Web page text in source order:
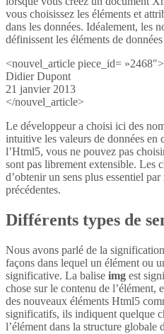
vous choisissez les éléments et
dans les données. Idéalement, les
définissent les éléments de
<nouvel_article piece_id= »2468″>
Didier Dupont
21 janvier 2013
</nouvel_article>
Le développeur a choisi ici des
intuitive les valeurs de données en
l’Html5, vous ne pouvez pas
sont pas librement extensible. Les
d’obtenir un sens plus essentiel
précédentes.
Différents types de
Nous avons parlé de la
façons dans lequel un élément ou
significative. La balise img est
chose sur le contenu de l’élément,
des nouveaux éléments Html5
significatifs, ils indiquent quelque
l’élément dans la structure globale